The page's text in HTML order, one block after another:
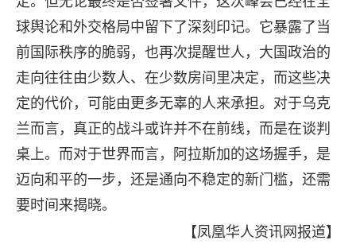
球舆论和外交格局中留下了深刻印记。它暴露了当
前国际秩序的脆弱，也再次提醒世人，大国政治的
走向往往由少数人、在少数房间里决定，而这些决
定的代价，可能由更多无辜的人来承担。对于乌克
兰而言，真正的战斗或许并不在前线，而是在谈判
桌上。而对于世界而言，阿拉斯加的这场握手，是
迈向和平的一步，还是通向不稳定的新门槛，还需
要时间来揭晓。
【凤凰华人资讯网报道】